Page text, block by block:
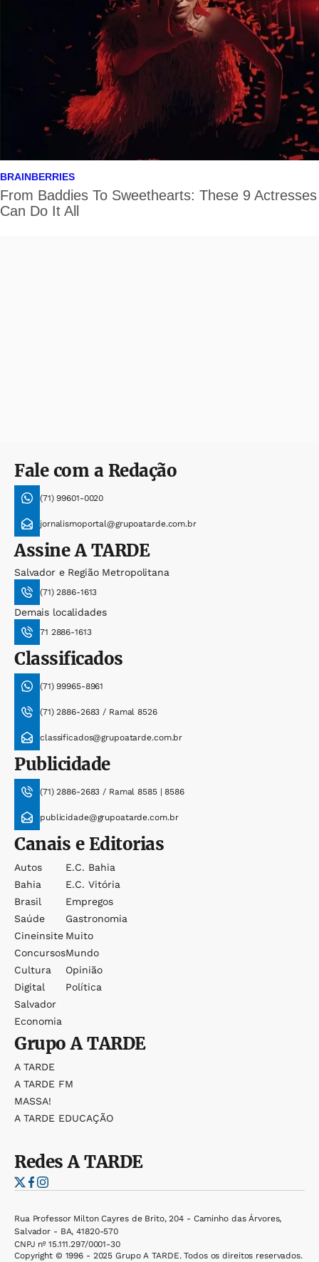
Fale com a Redação
(71) 99601-0020
jornalismoportal@grupoatarde.com.br
AssineA TARDE
Salvador e Região Metropolitana
(71) 2886-1613
Demais localidades
71 2886-1613
Classificados
(71) 99965-8961
(71) 2886-2683 / Ramal 8526
classificados@grupoatarde.com.br
Publicidade
(71) 2886-2683 / Ramal 8585 | 8586
publicidade@grupoatarde.com.br
Canais e Editorias
Autos
Bahia
Brasil
Saúde
Cineinsite
Concursos
Cultura
Digital
Salvador
Economia
E.c. Bahia
E.c. Vitória
Empregos
Gastronomia
Muito
Mundo
Opinião
Política
GrupoA TARDE
A TARDE
A TARDE FM
MASSA!
A TARDE EDUCAÇÃO
RedesA TARDE
Rua Professor Milton Cayres de Brito, 204 - Caminho das Árvores,
Salvador - BA, 41820-570
CNPJ nº 15.111.297/0001-30
Copyright © 1996 - 2025 Grupo A TARDE. Todos os direitos reservados.